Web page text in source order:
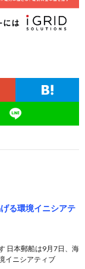
る環境イニシアテ
日本郵船は9月7日、海
イニシアティブ